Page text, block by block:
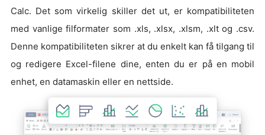
Calc. Det som virkelig skiller det ut, er kompatibiliteten
med vanlige filformater som .xls, .xlsx, .xlsm, .xlt og .csv.
Denne kompatibiliteten sikrer at du enkelt kan få tilgang til
og redigere Excel-filene dine, enten du er på en mobil
enhet, en datamaskin eller en nettside.